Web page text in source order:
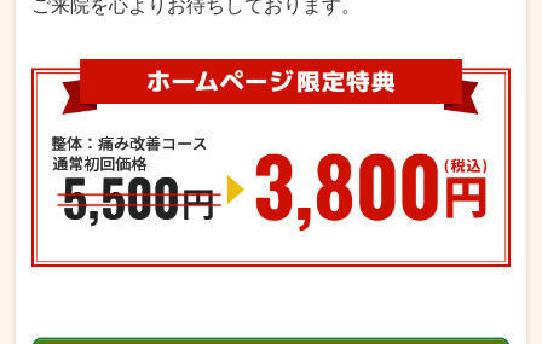
ご来院を心よりお待ちしております。